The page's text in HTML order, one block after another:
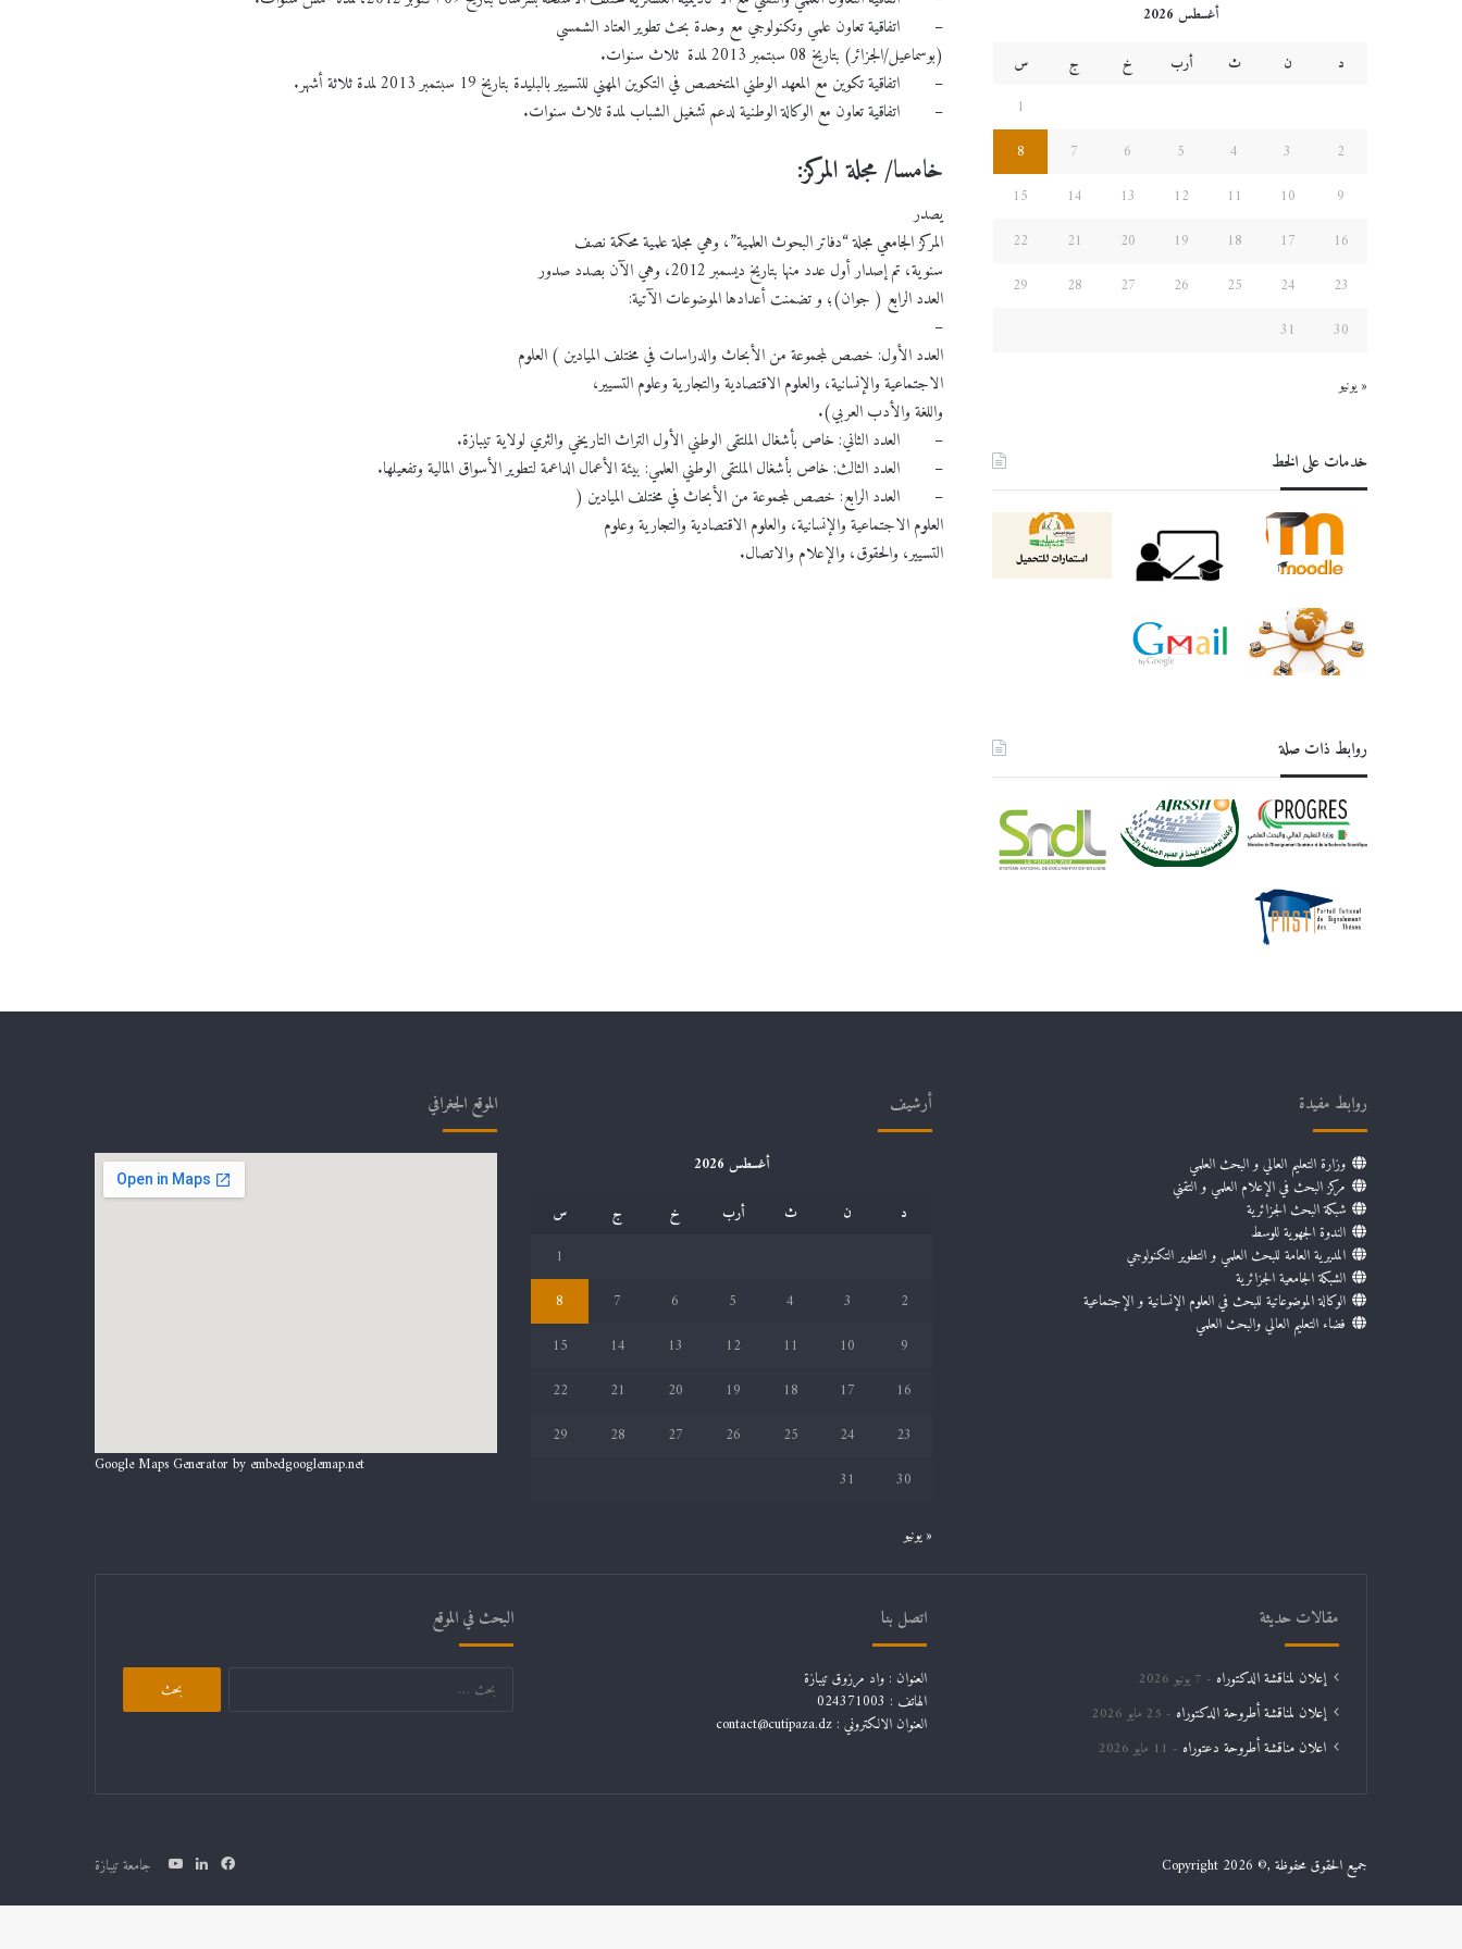
– اتفاقية تعاون علمي وتكنولوجي مع وحدة بحث تطوير العتاد الشمسي
(بوسماعيل/الجزائر) بتاريخ 08 سبتمبر 2013 لمدة ثلاث سنوات.
– اتفاقية تكوين مع المعهد الوطني المتخصص في التكوين المهني للتسيير بالبليدة بتاريخ 19 سبتمبر 2013 لمدة ثلاثة أشهر.
– اتفاقية تعاون مع الوكالة الوطنية لدعم تشغيل الشباب لمدة ثلاث سنوات.
خامسا/ مجلة المركز:
يصدر
المركز الجامعي مجلة “دفاتر البحوث العلمية”، وهي مجلة علمية محكمة نصف
سنوية، تم إصدار أول عدد منها بتاريخ ديسمبر 2012، وهي الآن بصدد صدور
العدد الرابع ( جوان)؛ و تضمنت أعدادها الموضوعات الآتية:
–
العدد الأول: خصص لمجموعة من الأبحاث والدراسات في مختلف الميادين ) العلوم
الاجتماعية والإنسانية، والعلوم الاقتصادية والتجارية وعلوم التسيير،
واللغة والأدب العربي).
– العدد الثاني: خاص بأشغال الملتقى الوطني الأول التراث التاريخي والثري لولاية تيبازة.
– العدد الثالث: خاص بأشغال الملتقى الوطني العلمي: بيئة الأعمال الداعمة لتطوير الأسواق المالية وتفعيلها.
– العدد الرابع: خصص لمجموعة من الأبحاث في مختلف الميادين (
العلوم الاجتماعية والإنسانية، والعلوم الاقتصادية والتجارية وعلوم
التسيير، والحقوق، والإعلام والاتصال.
أغسطس 2026
د
ن ث أرب خ ج
س
1
2
3
4
5
6
7
8
9
10
11
12
13
14
15
16
17
18
19
20
21
22
23
24
25
26
27
28
29
30
31
« يونيو
خدمات على الخط
روابط ذات صلة
روابط مفيدة
وزارة التعليم العالي و البحث العلمي
مركز البحث في الإعلام العلمي و التقني
شبكة البحث الجزائرية
الندوة الجهوية للوسط
المديرية العامة للبحث العلمي و التطوير التكنولوجي
الشبكة الجامعية الجزائرية
الوكالة الموضوعاتية للبحث في العلوم الإنسانية و الإجتماعية
فضاء التعليم العالي والبحث العلمي
أرشيف
أغسطس 2026
د
ن ث أرب خ ج
س
1
2
3
4
5
6
7
8
9
10
11
12
13
14
15
16
17
18
19
20
21
22
23
24
25
26
27
28
29
30
31
« يونيو
الموقع الجغرافي
Google Maps Generator by embedgooglemap.net
مقالات حديثة
إعلان لمناقشة الدكتوراه 7 يونيو 2026
إعلان لمناقشة أطروحة الدكتوراه 25 مايو 2026
اعلان مناقشة أطروحة دعتوراه 11 مايو 2026
اتصل بنا
العنوان : واد مرزوق تيبازة
الهاتف : 024371003
العنوان الالكتروني : contact@cutipaza.dz
البحث في الموقع
البحث
جميع الحقوق محفوظة ,© Copyright 2026 جامعة تيبازة فيسبوكلينكدإنيوتيوب